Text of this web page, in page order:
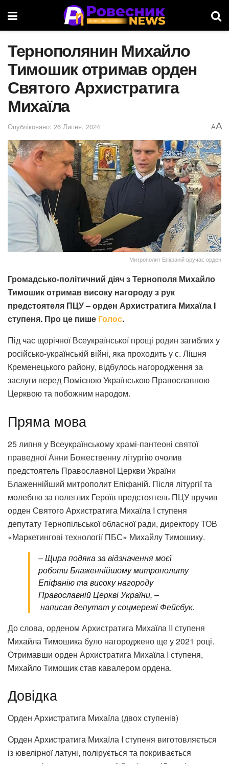
Тернополянин Михайло
Тимошик отримав орден
Святого Архистратига
Михаїла
Опубліковано: 26 Липня, 2024 AA
Митрополит Епіфаній вручає орден
Громадсько-політичний діяч з Тернополя Михайло
Тимошик отримав високу нагороду з рук
предстоятеля ПЦУ – орден Архистратига Михаїла I
ступеня. Про це пише Голос.
Під час щорічної Всеукраїнської прощі родин загиблих у
російсько-українській війні, яка проходить у с. Лішня
Кременецького району, відбулось нагородження за
заслуги перед Помісною Українською Православною
Церквою та побожним народом.
Пряма мова
25 липня у Всеукраїнському храмі-пантеоні святої
праведної Анни Божественну літургію очолив
предстоятель Православної Церкви України
Блаженнійший митрополит Епіфаній. Після літургії та
молебню за полеглих Героїв предстоятель ПЦУ вручив
орден Святого Архистратига Михаїла I ступеня
депутату Тернопільської обласної ради, директору ТОВ
«Маркетингові технології ПБС» Михайлу Тимошику.
– Щира подяка за відзначення моєї
роботи Блаженнійшому митрополиту
Епіфанію та високу нагороду
Православній Церкві України, –
написав депутат у соцмережі Фейсбук.
До слова, орденом Архистратига Михаїла II ступеня
Михайла Тимошика було нагороджено ще у 2021 році.
Отримавши орден Архистратига Михаїла I ступеня,
Михайло Тимошик став кавалером ордена.
Довідка
Орден Архистратига Михаїла (двох ступенів)
Орден Архистратига Михаїла I ступеня виготовляється
із ювелірної латуні, полірується та покривається